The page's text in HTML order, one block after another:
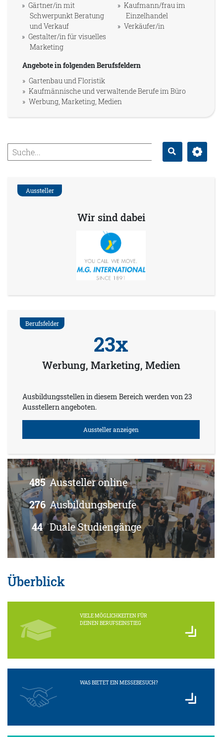
Gärtner/in mit
Schwerpunkt Beratung
und Verkauf
Gestalter/in für visuelles
Marketing
Kaufmann/frau im
Einzelhandel
Verkäufer/in
Angebote in folgenden Berufsfeldern
Gartenbau und Floristik
Kaufmännische und verwaltende Berufe im Büro
Werbung, Marketing, Medien
Suche
Aussteller
Wir sind dabei
Berufsfelder
23x
Werbung, Marketing, Medien
Ausbildungsstellen in diesem Bereich werden von 23
Ausstellern angeboten.
Aussteller anzeigen
485Aussteller online
276 Ausbildungsberufe
44 Duale Studiengänge
Überblick
VIELE MÖGLICHKEITEN FÜR
DEINEN BERUFSEINSTIEG
WAS BIETET EIN MESSEBESUCH?